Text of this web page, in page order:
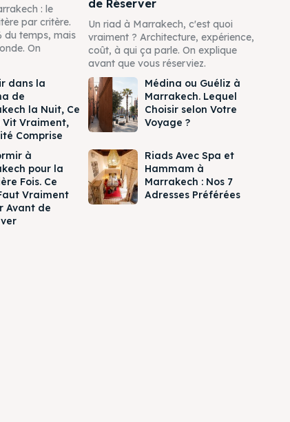
: le
par critère.
du temps, mais
On
de Réserver
Un riad à Marrakech, c'est quoi
vraiment ? Architecture, expérience,
coût, à qui ça parle. On explique
avant que vous réserviez.
dans la
de
la Nuit, Ce
Vit Vraiment,
Comprise
Médina ou Guéliz à
Marrakech. Lequel
Choisir selon Votre
Voyage ?
à
pour la
Fois. Ce
Vraiment
Avant de
Riads Avec Spa et
Hammam à
Marrakech : Nos 7
Adresses Préférées